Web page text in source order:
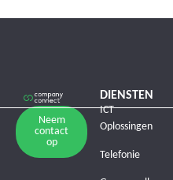
Neem
contact
op
DIENSTEN
ICT
Oplossingen
Telefonie